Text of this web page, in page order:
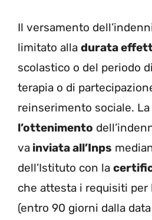
Il versamento
limitato alla durata
scolastico o del periodo
terapia o di
reinserimento sociale. La
l’ottenimento
va inviata all’Inps
dell’Istituto con la
che attesta i requisiti per
(entro 90 giorni dalla